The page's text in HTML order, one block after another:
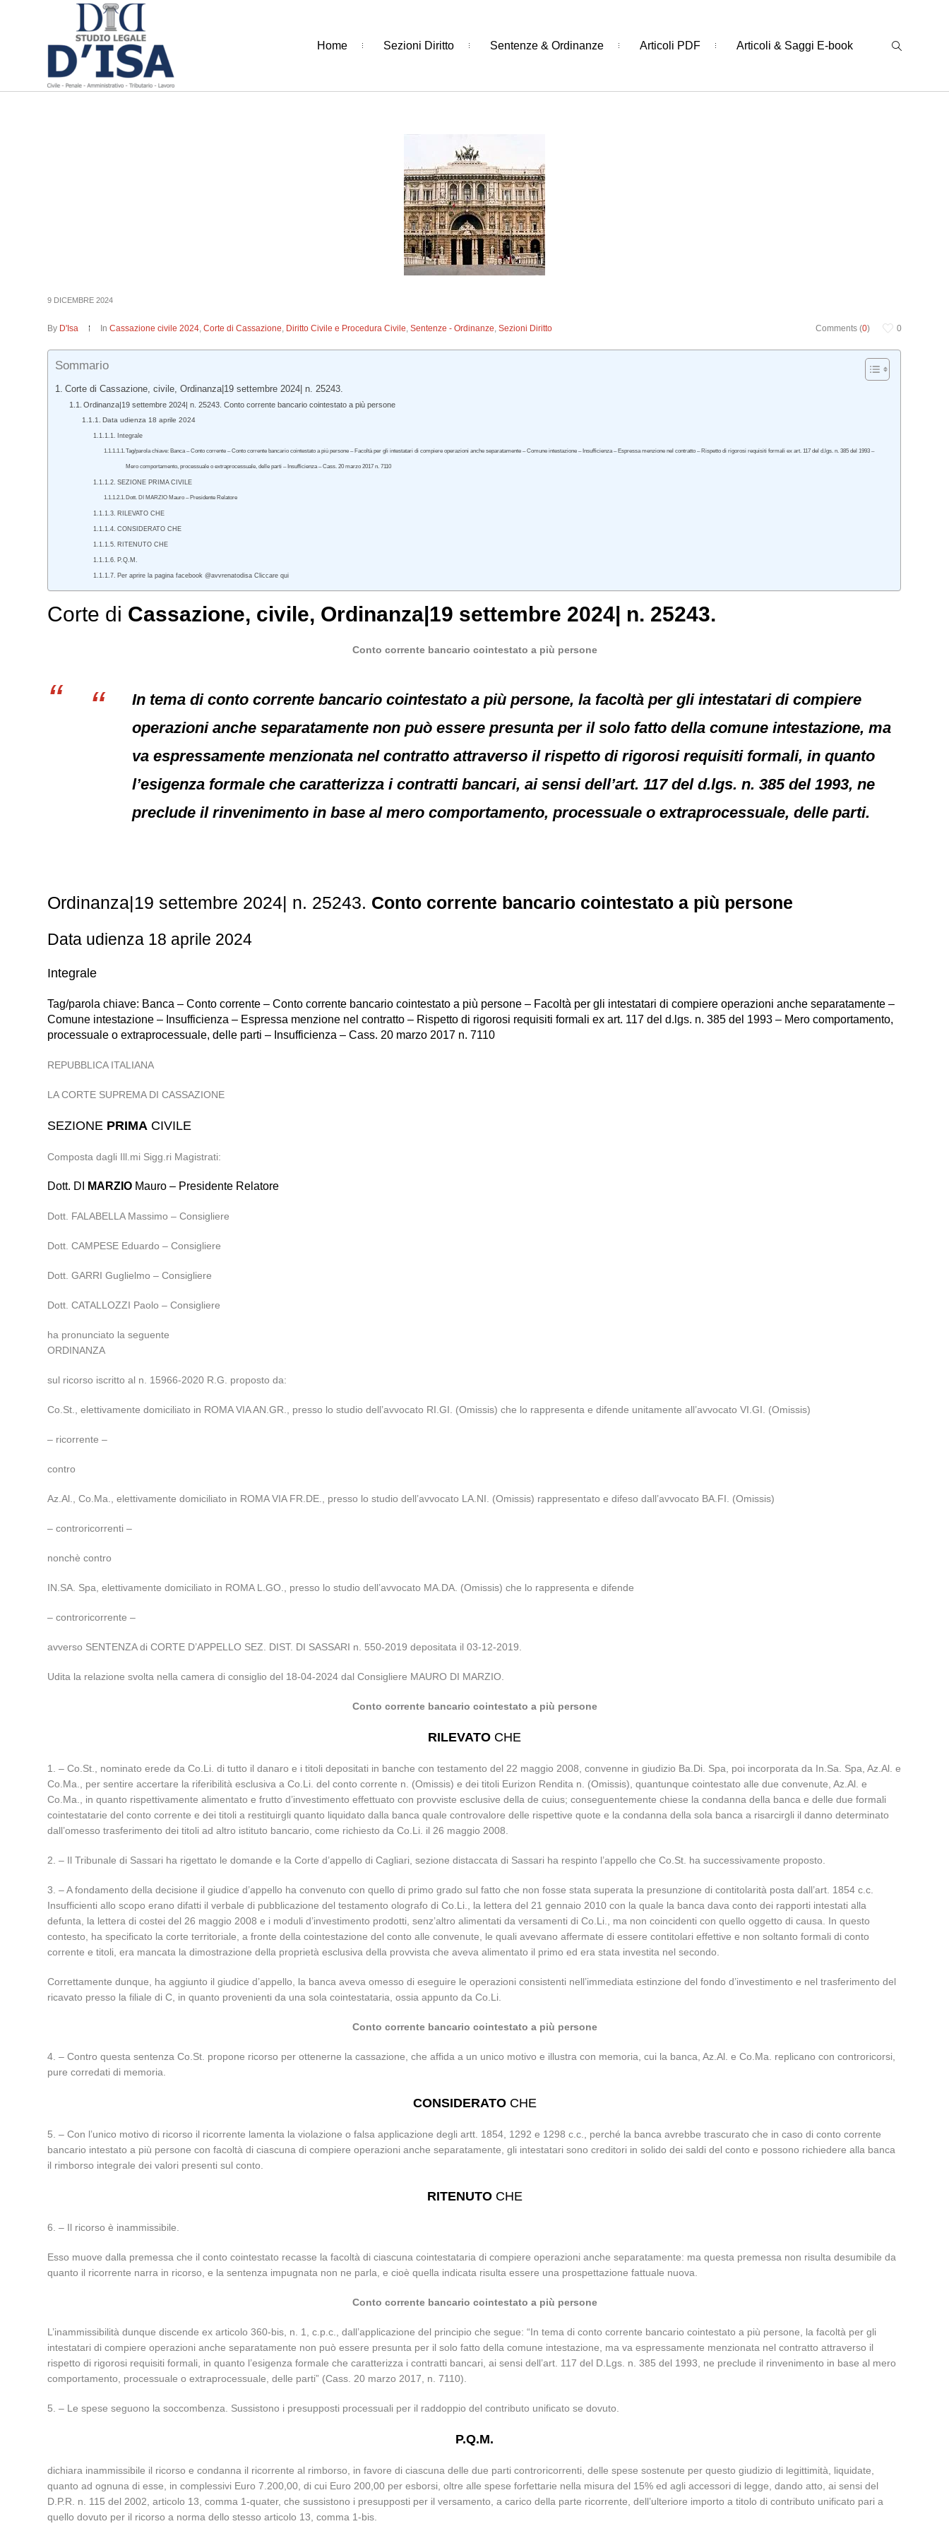
Home Sezioni Diritto Sentenze & Ordinanze Articoli PDF Articoli & Saggi E-book
9 DICEMBRE 2024
Comments (0) 0
By D'Isa InCassazione civile 2024,Corte di Cassazione, Diritto Civile e Procedura Civile,Sentenze - Ordinanze,Sezioni Diritto
Sommario
Corte di Cassazione, civile, Ordinanza|19 settembre 2024| n. 25243.
Ordinanza|19 settembre 2024| n. 25243. Conto corrente bancario cointestato a più persone
Data udienza 18 aprile 2024
Integrale
Tag/parola chiave: Banca – Conto corrente – Conto corrente bancario cointestato a più persone – Facoltà per gli intestatari di compiere operazioni anche separatamente – Comune intestazione – Insufficienza – Espressa menzione nel contratto – Rispetto di rigorosi requisiti formali ex art. 117 del d.lgs. n. 385 del 1993 –
Mero comportamento, processuale o extraprocessuale, delle parti – Insufficienza – Cass. 20 marzo 2017 n. 7110
SEZIONE PRIMA CIVILE
Dott. DI MARZIO Mauro – Presidente Relatore
RILEVATO CHE
CONSIDERATO CHE
RITENUTO CHE
P.Q.M.
Per aprire la pagina facebook @avvrenatodisa Cliccare qui
Corte di Cassazione, civile, Ordinanza|19 settembre 2024| n. 25243.
Conto corrente bancario cointestato a più persone
In tema di conto corrente bancario cointestato a più persone, la facoltà per gli intestatari di compiere
operazioni anche separatamente non può essere presunta per il solo fatto della comune intestazione, ma
va espressamente menzionata nel contratto attraverso il rispetto di rigorosi requisiti formali, in quanto
l’esigenza formale che caratterizza i contratti bancari, ai sensi dell’art. 117 del d.lgs. n. 385 del 1993, ne
preclude il rinvenimento in base al mero comportamento, processuale o extraprocessuale, delle parti.
Ordinanza|19 settembre 2024| n. 25243. Conto corrente bancario cointestato a più persone
Data udienza 18 aprile 2024
Integrale
Tag/parola chiave: Banca – Conto corrente – Conto corrente bancario cointestato a più persone – Facoltà per gli intestatari di compiere operazioni anche separatamente –
Comune intestazione – Insufficienza – Espressa menzione nel contratto – Rispetto di rigorosi requisiti formali ex art. 117 del d.lgs. n. 385 del 1993 – Mero comportamento,
processuale o extraprocessuale, delle parti – Insufficienza – Cass. 20 marzo 2017 n. 7110
REPUBBLICA ITALIANA
LA CORTE SUPREMA DI CASSAZIONE
SEZIONE PRIMA CIVILE
Composta dagli Ill.mi Sigg.ri Magistrati:
Dott. DI MARZIO Mauro – Presidente Relatore
Dott. FALABELLA Massimo – Consigliere
Dott. CAMPESE Eduardo – Consigliere
Dott. GARRI Guglielmo – Consigliere
Dott. CATALLOZZI Paolo – Consigliere
ha pronunciato la seguente
ORDINANZA
sul ricorso iscritto al n. 15966-2020 R.G. proposto da:
Co.St., elettivamente domiciliato in ROMA VIA AN.GR., presso lo studio dell’avvocato RI.GI. (Omissis) che lo rappresenta e difende unitamente all’avvocato VI.GI. (Omissis)
– ricorrente –
contro
Az.Al., Co.Ma., elettivamente domiciliato in ROMA VIA FR.DE., presso lo studio dell’avvocato LA.NI. (Omissis) rappresentato e difeso dall’avvocato BA.FI. (Omissis)
– controricorrenti –
nonchè contro
IN.SA. Spa, elettivamente domiciliato in ROMA L.GO., presso lo studio dell’avvocato MA.DA. (Omissis) che lo rappresenta e difende
– controricorrente –
avverso SENTENZA di CORTE D’APPELLO SEZ. DIST. DI SASSARI n. 550-2019 depositata il 03-12-2019.
Udita la relazione svolta nella camera di consiglio del 18-04-2024 dal Consigliere MAURO DI MARZIO.
Conto corrente bancario cointestato a più persone
RILEVATO CHE
1. – Co.St., nominato erede da Co.Li. di tutto il danaro e i titoli depositati in banche con testamento del 22 maggio 2008, convenne in giudizio Ba.Di. Spa, poi incorporata da In.Sa. Spa, Az.Al. e
Co.Ma., per sentire accertare la riferibilità esclusiva a Co.Li. del conto corrente n. (Omissis) e dei titoli Eurizon Rendita n. (Omissis), quantunque cointestato alle due convenute, Az.Al. e
Co.Ma., in quanto rispettivamente alimentato e frutto d’investimento effettuato con provviste esclusive della de cuius; conseguentemente chiese la condanna della banca e delle due formali
cointestatarie del conto corrente e dei titoli a restituirgli quanto liquidato dalla banca quale controvalore delle rispettive quote e la condanna della sola banca a risarcirgli il danno determinato
dall’omesso trasferimento dei titoli ad altro istituto bancario, come richiesto da Co.Li. il 26 maggio 2008.
2. – Il Tribunale di Sassari ha rigettato le domande e la Corte d’appello di Cagliari, sezione distaccata di Sassari ha respinto l’appello che Co.St. ha successivamente proposto.
3. – A fondamento della decisione il giudice d’appello ha convenuto con quello di primo grado sul fatto che non fosse stata superata la presunzione di contitolarità posta dall’art. 1854 c.c.
Insufficienti allo scopo erano difatti il verbale di pubblicazione del testamento olografo di Co.Li., la lettera del 21 gennaio 2010 con la quale la banca dava conto dei rapporti intestati alla
defunta, la lettera di costei del 26 maggio 2008 e i moduli d’investimento prodotti, senz’altro alimentati da versamenti di Co.Li., ma non coincidenti con quello oggetto di causa. In questo
contesto, ha specificato la corte territoriale, a fronte della cointestazione del conto alle convenute, le quali avevano affermate di essere contitolari effettive e non soltanto formali di conto
corrente e titoli, era mancata la dimostrazione della proprietà esclusiva della provvista che aveva alimentato il primo ed era stata investita nel secondo.
Correttamente dunque, ha aggiunto il giudice d’appello, la banca aveva omesso di eseguire le operazioni consistenti nell’immediata estinzione del fondo d’investimento e nel trasferimento del
ricavato presso la filiale di C, in quanto provenienti da una sola cointestataria, ossia appunto da Co.Li.
Conto corrente bancario cointestato a più persone
4. – Contro questa sentenza Co.St. propone ricorso per ottenerne la cassazione, che affida a un unico motivo e illustra con memoria, cui la banca, Az.Al. e Co.Ma. replicano con controricorsi,
pure corredati di memoria.
CONSIDERATOCHE
5. – Con l’unico motivo di ricorso il ricorrente lamenta la violazione o falsa applicazione degli artt. 1854, 1292 e 1298 c.c., perché la banca avrebbe trascurato che in caso di conto corrente
bancario intestato a più persone con facoltà di ciascuna di compiere operazioni anche separatamente, gli intestatari sono creditori in solido dei saldi del conto e possono richiedere alla banca
il rimborso integrale dei valori presenti sul conto.
RITENUTOCHE
6. – Il ricorso è inammissibile.
Esso muove dalla premessa che il conto cointestato recasse la facoltà di ciascuna cointestataria di compiere operazioni anche separatamente: ma questa premessa non risulta desumibile da
quanto il ricorrente narra in ricorso, e la sentenza impugnata non ne parla, e cioè quella indicata risulta essere una prospettazione fattuale nuova.
Conto corrente bancario cointestato a più persone
L’inammissibilità dunque discende ex articolo 360-bis, n. 1, c.p.c., dall’applicazione del principio che segue: “In tema di conto corrente bancario cointestato a più persone, la facoltà per gli
intestatari di compiere operazioni anche separatamente non può essere presunta per il solo fatto della comune intestazione, ma va espressamente menzionata nel contratto attraverso il
rispetto di rigorosi requisiti formali, in quanto l’esigenza formale che caratterizza i contratti bancari, ai sensi dell’art. 117 del D.Lgs. n. 385 del 1993, ne preclude il rinvenimento in base al mero
comportamento, processuale o extraprocessuale, delle parti” (Cass. 20 marzo 2017, n. 7110).
5. – Le spese seguono la soccombenza. Sussistono i presupposti processuali per il raddoppio del contributo unificato se dovuto.
P.Q.M.
dichiara inammissibile il ricorso e condanna il ricorrente al rimborso, in favore di ciascuna delle due parti controricorrenti, delle spese sostenute per questo giudizio di legittimità, liquidate,
quanto ad ognuna di esse, in complessivi Euro 7.200,00, di cui Euro 200,00 per esborsi, oltre alle spese forfettarie nella misura del 15% ed agli accessori di legge, dando atto, ai sensi del
D.P.R. n. 115 del 2002, articolo 13, comma 1-quater, che sussistono i presupposti per il versamento, a carico della parte ricorrente, dell’ulteriore importo a titolo di contributo unificato pari a
quello dovuto per il ricorso a norma dello stesso articolo 13, comma 1-bis.